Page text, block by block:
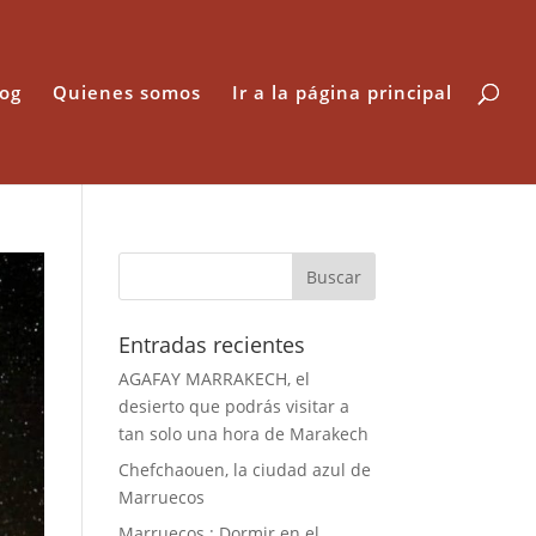
Quienes somos Ir a la página principal
Entradas recientes
AGAFAY MARRAKECH, el
desierto que podrás visitar a
tan solo una hora de Marakech
Chefchaouen, la ciudad azul de
Marruecos